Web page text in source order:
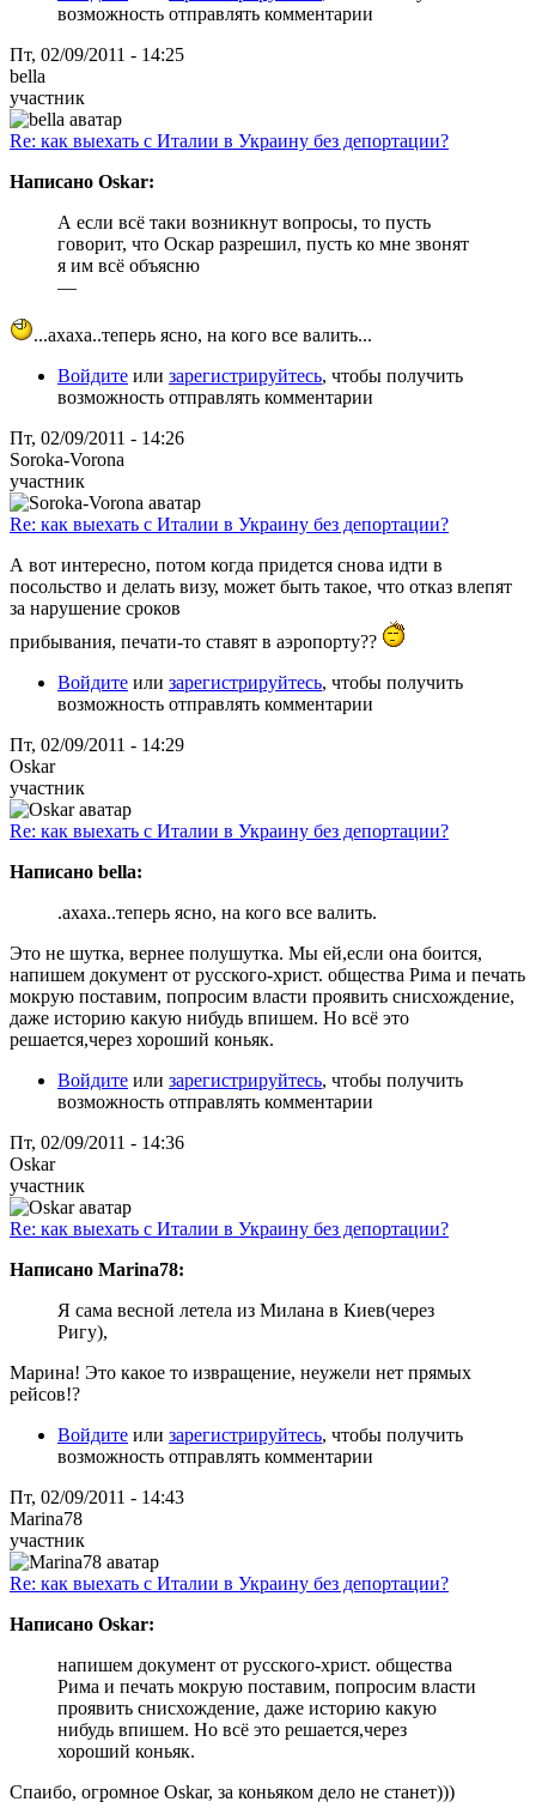
возможность отправлять комментарии
Пт, 02/09/2011 - 14:25
bella
участник
Re: как выехать с Италии в Украину без депортации?
Написано Oskar:
А если всё таки возникнут вопросы, то пусть
говорит, что Оскар разрешил, пусть ко мне звонят
я им всё объясню
—
...ахаха..теперь ясно, на кого все валить...
Войдите или зарегистрируйтесь, чтобы получить
возможность отправлять комментарии
Пт, 02/09/2011 - 14:26
Soroka-Vorona
участник
Re: как выехать с Италии в Украину без депортации?
А вот интересно, потом когда придется снова идти в
посольство и делать визу, может быть такое, что отказ влепят
за нарушение сроков
прибывания, печати-то ставят в аэропорту??
Войдите или зарегистрируйтесь, чтобы получить
возможность отправлять комментарии
Пт, 02/09/2011 - 14:29
Oskar
участник
Re: как выехать с Италии в Украину без депортации?
Написано bella:
.ахаха..теперь ясно, на кого все валить.
Это не шутка, вернее полушутка. Мы ей,если она боится,
напишем документ от русского-христ. общества Рима и печать
мокрую поставим, попросим власти проявить снисхождение,
даже историю какую нибудь впишем. Но всё это
решается,через хороший коньяк.
Войдите или зарегистрируйтесь, чтобы получить
возможность отправлять комментарии
Пт, 02/09/2011 - 14:36
Oskar
участник
Re: как выехать с Италии в Украину без депортации?
Написано Marina78:
Я сама весной летела из Милана в Киев(через
Ригу),
Марина! Это какое то извращение, неужели нет прямых
рейсов!?
Войдите или зарегистрируйтесь, чтобы получить
возможность отправлять комментарии
Пт, 02/09/2011 - 14:43
Marina78
участник
Re: как выехать с Италии в Украину без депортации?
Написано Oskar:
напишем документ от русского-христ. общества
Рима и печать мокрую поставим, попросим власти
проявить снисхождение, даже историю какую
нибудь впишем. Но всё это решается,через
хороший коньяк.
Спаибо, огромное Oskar, за коньяком дело не станет)))